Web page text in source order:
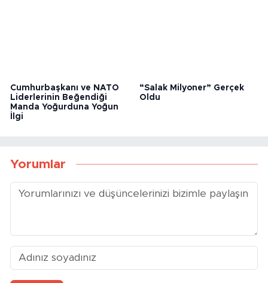
Cumhurbaşkanı ve NATO
Liderlerinin Beğendiği
Manda Yoğurduna Yoğun
İlgi
“Salak Milyoner” Gerçek
Oldu
Yorumlar